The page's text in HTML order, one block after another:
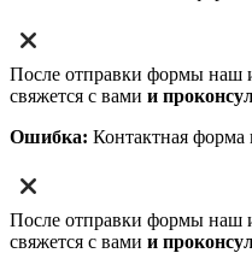
После отправки формы наш
свяжется с вами и
Ошибка: Контактная форма
После отправки формы наш
свяжется с вами и